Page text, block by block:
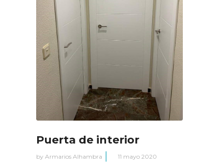
Puerta de interior
by Armarios Alhambra 11 mayo 2020